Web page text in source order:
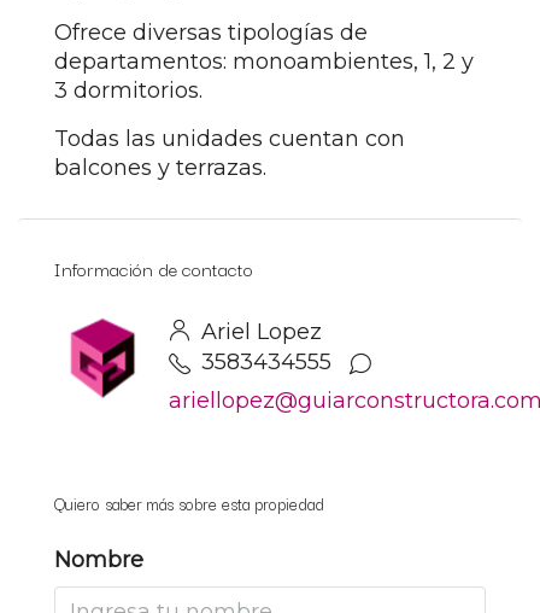
Ofrece diversas tipologías de
departamentos: monoambientes, 1, 2 y
3 dormitorios.
Todas las unidades cuentan con
balcones y terrazas.
Información de contacto
Ariel Lopez
3583434555
Quiero saber más sobre esta propiedad
Nombre